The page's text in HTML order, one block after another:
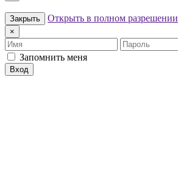
Закрыть Открыть в полном разрешении
×
Имя
Пароль
Запомнить меня
Вход